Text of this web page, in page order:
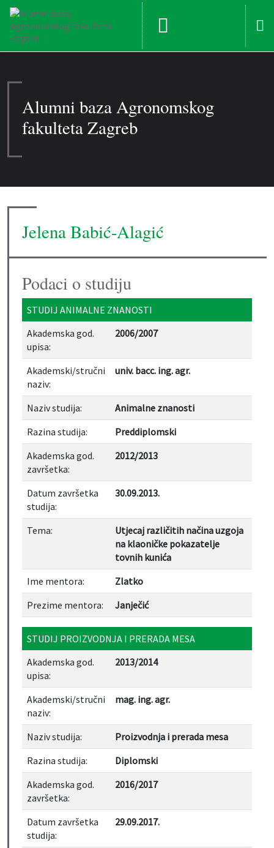
Alumni baza Agronomskog
fakulteta Zagreb
Jelena Babić-Alagić
Podaci o studiju
STUDIJ ANIMALNE ZNANOSTI
Akademska god.
upisa:
2006/2007
Akademski/stručni
naziv:
univ. bacc. ing. agr.
Naziv studija:
Animalne znanosti
Razina studija:
Preddiplomski
Akademska god.
završetka:
2012/2013
Datum završetka
studija:
30.09.2013.
Tema:
Utjecaj različitih načina uzgoja
na klaoničke pokazatelje
tovnih kunića
Ime mentora:
Zlatko
Prezime mentora:
Janječić
STUDIJ PROIZVODNJA I PRERADA MESA
Akademska god.
upisa:
2013/2014
Akademski/stručni
naziv:
mag. ing. agr.
Naziv studija:
Proizvodnja i prerada mesa
Razina studija:
Diplomski
Akademska god.
završetka:
2016/2017
Datum završetka
studija:
29.09.2017.